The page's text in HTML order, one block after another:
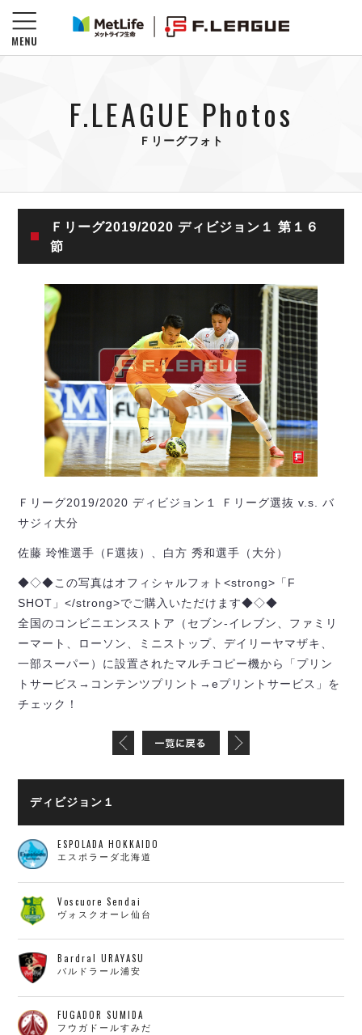
F.LEAGUE Photos
Ｆリーグフォト
Ｆリーグ2019/2020 ディビジョン１ 第１６
節
Ｆリーグ2019/2020 ディビジョン１ Ｆリーグ選抜 v.s. バ
サジィ大分
佐藤 玲惟選手（F選抜）、白方 秀和選手（大分）
◆◇◆この写真はオフィシャルフォト<strong>「F
SHOT」</strong>でご購入いただけます◆◇◆
全国のコンビニエンスストア（セブン-イレブン、ファミリ
ーマート、ローソン、ミニストップ、デイリーヤマザキ、
一部スーパー）に設置されたマルチコピー機から「プリン
トサービス→コンテンツプリント→eプリントサービス」を
チェック！
ディビジョン１
ESPOLADA HOKKAIDO
エスポラーダ北海道
Voscuore Sendai
ヴォスクオーレ仙台
Bardral URAYASU
バルドラール浦安
FUGADOR SUMIDA
フウガドールすみだ